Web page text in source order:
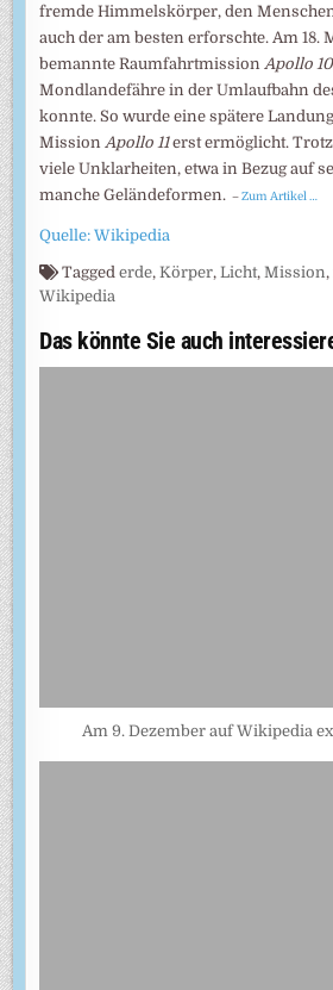
fremde Himmels­körper, den
auch der am besten erforschte. Am 18.
bemannte Raum­fahrt­mission Apollo 10
Mond­lande­fähre in der Umlauf­bahn
konnte. So wurde eine spätere
Mission Apollo 11erst ermög­licht.
viele Unklar­heiten, etwa in Bezug auf
manche Geländeformen. –Zum Artikel …
Quelle: Wikipedia
Taggederde,Körper,Licht, Mission,
Wikipedia
Das könnte Sie auch
Am 9. Dezember auf Wikipedia